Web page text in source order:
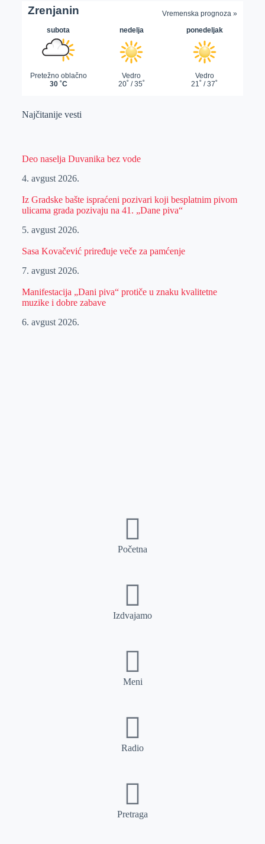
Najčitanije vesti
Deo naselja Duvanika bez vode
4. avgust 2026.
Iz Gradske bašte ispraćeni pozivari koji besplatnim pivom
ulicama grada pozivaju na 41. „Dane piva“
5. avgust 2026.
Sasa Kovačević priređuje veče za pamćenje
7. avgust 2026.
Manifestacija „Dani piva“ protiče u znaku kvalitetne
muzike i dobre zabave
6. avgust 2026.
Početna
Izdvajamo
Meni
Radio
Pretraga